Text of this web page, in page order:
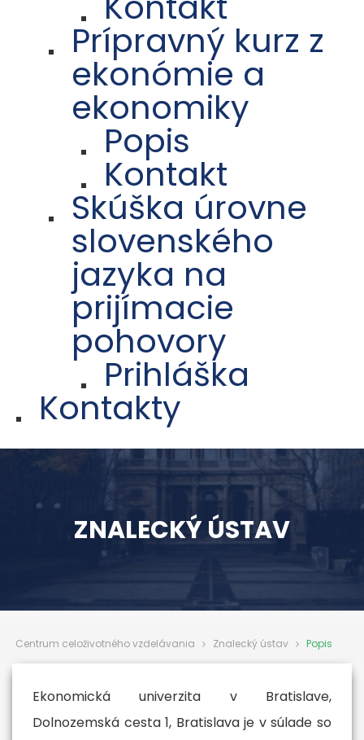
Prípravný kurz z
ekonómie a
ekonomiky
Popis
Kontakt
Skúška úrovne
slovenského
jazyka na
prijímacie
pohovory
Prihláška
Kontakty
ZNALECKÝ ÚSTAV
Centrum celoživotného vzdelávania Znalecký ústav Popis
Ekonomická univerzita v Bratislave,
Dolnozemská cesta 1, Bratislava je v súlade so